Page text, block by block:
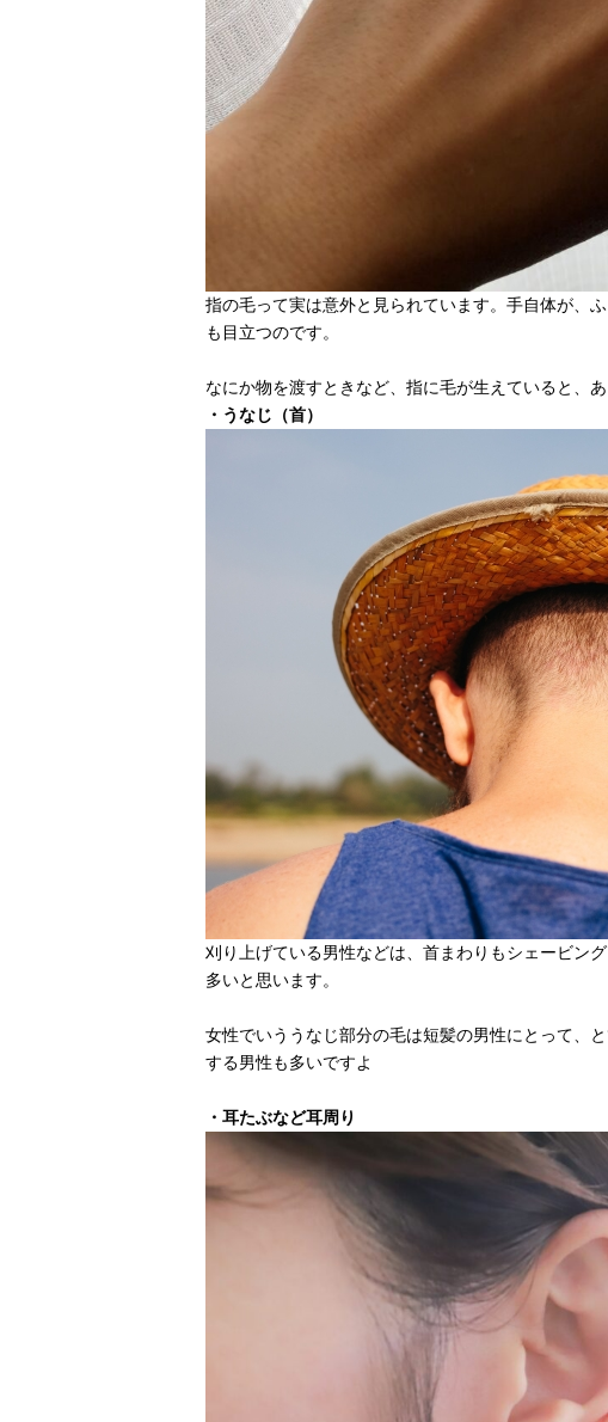
指の毛って実は意外と見られています。手自体が、
も目立つのです。
なにか物を渡すときなど、指に毛が生えていると、
・うなじ（首）
刈り上げている男性などは、首まわりもシェービン
多いと思います。
女性でいううなじ部分の毛は短髪の男性にとって、
する男性も多いですよ
・耳たぶなど耳周り